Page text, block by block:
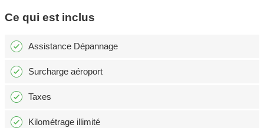
Ce qui est inclus
Assistance Dépannage
Surcharge aéroport
Taxes
Kilométrage illimité